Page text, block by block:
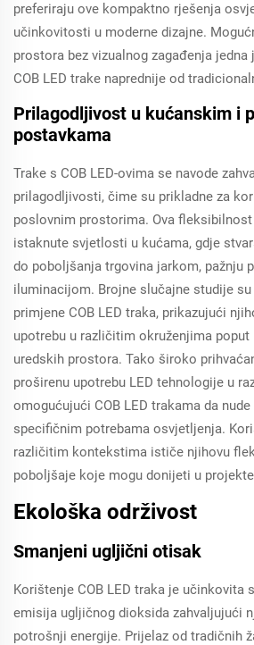
preferiraju ove kompaktno rješenja
učinkovitosti u moderne dizajne.
prostora bez vizualnog zagađenja
COB LED trake naprednije od
Prilagodljivost u kućanskim i
postavkama
Trake s COB LED-ovima se navode
prilagodljivosti, čime su prikladne za
poslovnim prostorima. Ova
istaknute svjetlosti u kućama, gdje
do poboljšanja trgovina jarkom, pažnju
iluminacijom. Brojne slučajne studije
primjene COB LED traka, prikazujući
upotrebu u različitim okruženjima poput
uredskih prostora. Tako široko
proširenu upotrebu LED tehnologije u
omogućujući COB LED trakama da
specifičnim potrebama osvjetljenja.
različitim kontekstima ističe njihovu
poboljšaje koje mogu donijeti u
Ekološka održivost
Smanjeni ugljični otisak
Korištenje COB LED traka je učinkovita
emisija ugljičnog dioksida zahvaljujući
potrošnji energije. Prijelaz od tradičnih